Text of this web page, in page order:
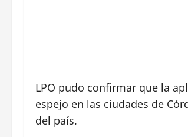
LPO pudo confirmar que la
espejo en las ciudades de
del país.